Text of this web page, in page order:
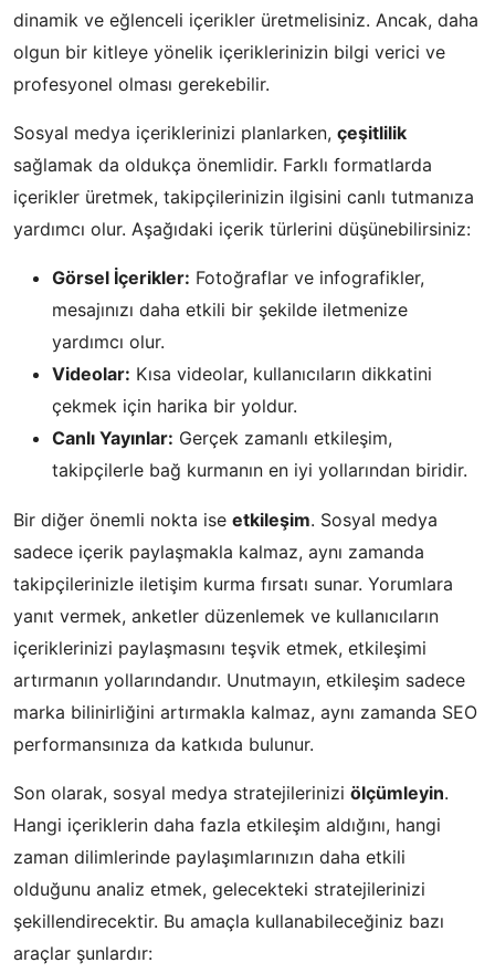
dinamik ve eğlenceli içerikler üretmelisiniz. Ancak, daha
olgun bir kitleye yönelik içeriklerinizin bilgi verici ve
profesyonel olması gerekebilir.
Sosyal medya içeriklerinizi planlarken, çeşitlilik
sağlamak da oldukça önemlidir. Farklı formatlarda
içerikler üretmek, takipçilerinizin ilgisini canlı tutmanıza
yardımcı olur. Aşağıdaki içerik türlerini düşünebilirsiniz:
Görsel İçerikler: Fotoğraflar ve infografikler,
mesajınızı daha etkili bir şekilde iletmenize
yardımcı olur.
Videolar: Kısa videolar, kullanıcıların dikkatini
çekmek için harika bir yoldur.
Canlı Yayınlar: Gerçek zamanlı etkileşim,
takipçilerle bağ kurmanın en iyi yollarından biridir.
Bir diğer önemli nokta ise etkileşim. Sosyal medya
sadece içerik paylaşmakla kalmaz, aynı zamanda
takipçilerinizle iletişim kurma fırsatı sunar. Yorumlara
yanıt vermek, anketler düzenlemek ve kullanıcıların
içeriklerinizi paylaşmasını teşvik etmek, etkileşimi
artırmanın yollarındandır. Unutmayın, etkileşim sadece
marka bilinirliğini artırmakla kalmaz, aynı zamanda SEO
performansınıza da katkıda bulunur.
Son olarak, sosyal medya stratejilerinizi ölçümleyin.
Hangi içeriklerin daha fazla etkileşim aldığını, hangi
zaman dilimlerinde paylaşımlarınızın daha etkili
olduğunu analiz etmek, gelecekteki stratejilerinizi
şekillendirecektir. Bu amaçla kullanabileceğiniz bazı
araçlar şunlardır: